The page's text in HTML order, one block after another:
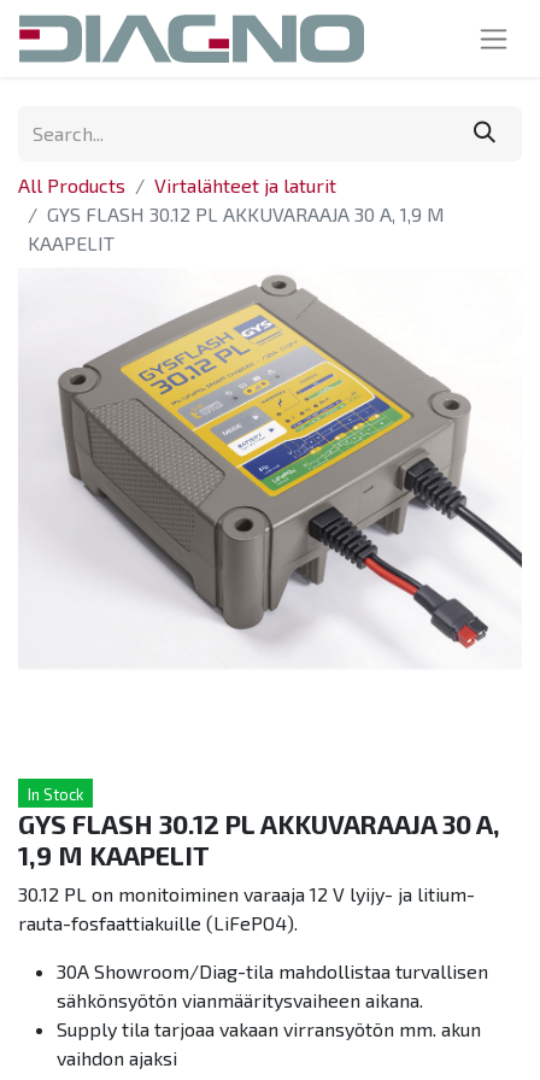
All Products
Virtalähteet ja laturit
GYS FLASH 30.12 PL AKKUVARAAJA 30 A, 1,9 M
KAAPELIT
In Stock
GYS FLASH 30.12 PL AKKUVARAAJA 30 A,
1,9 M KAAPELIT
30.12 PL on monitoiminen varaaja 12 V lyijy- ja litium-
rauta-fosfaattiakuille (LiFePO4).
30A Showroom/Diag-tila mahdollistaa turvallisen
sähkönsyötön vianmääritysvaiheen aikana.
Supply tila tarjoaa vakaan virransyötön mm. akun
vaihdon ajaksi